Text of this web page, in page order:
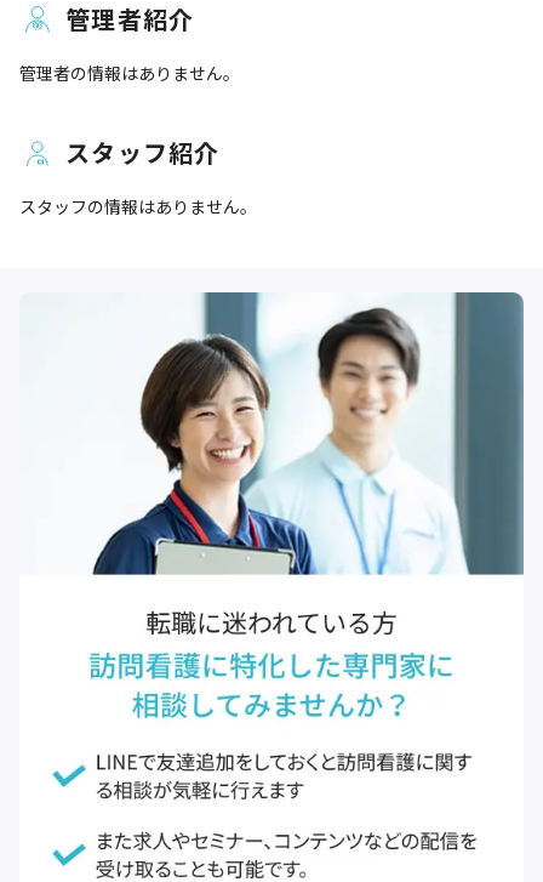
管理者紹介
管理者の情報はありません。
スタッフ紹介
スタッフの情報はありません。